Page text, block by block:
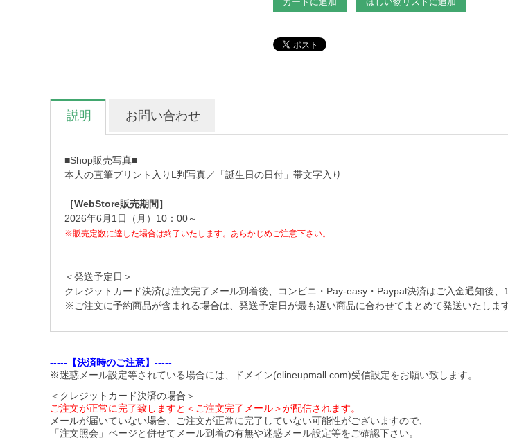
説明 お問い合わせ
■Shop販売写真■
本人の直筆プリント入りL判写真／「誕生日の日付」帯文字入り
［WebStore販売期間］
2026年6月1日（月）10：00～
※販売定数に達した場合は終了いたします。あらかじめご注意下さい。
＜発送予定日＞
クレジットカード決済は注文完了メール到着後、コンビニ・Pay-easy・Paypal決済はご入金通知後
※ご注文に予約商品が含まれる場合は、発送予定日が最も遅い商品に合わせてまとめて発送いたします
-----【決済時のご注意】-----
※迷惑メール設定等されている場合には、ドメイン(elineupmall.com)受信設定をお願い致します。
＜クレジットカード決済の場合＞
ご注文が正常に完了致しますと＜ご注文完了メール＞が配信されます。
メールが届いていない場合、ご注文が正常に完了していない可能性がございますので、
「注文照会」ページと併せてメール到着の有無や迷惑メール設定等をご確認下さい。